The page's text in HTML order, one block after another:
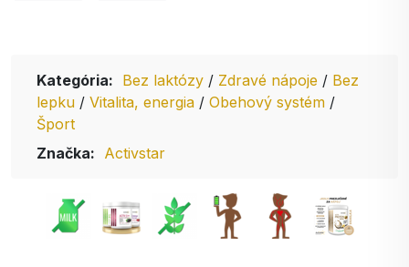
Kategória: Bez laktózy / Zdravé nápoje / Bez
lepku / Vitalita, energia / Obehový systém /
Šport
Značka: Activstar